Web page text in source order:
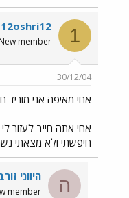
1
12oshri12
New member
30/12/04
אחי מאיפה אני מוריד
אחי אתה חייב לעזור
חיפשתי ולא מצאתי
ה היווני
member